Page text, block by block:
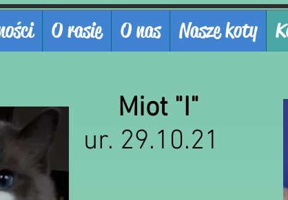
O rasie O nas Nasze koty
Miot "I"
ur. 29.10.21